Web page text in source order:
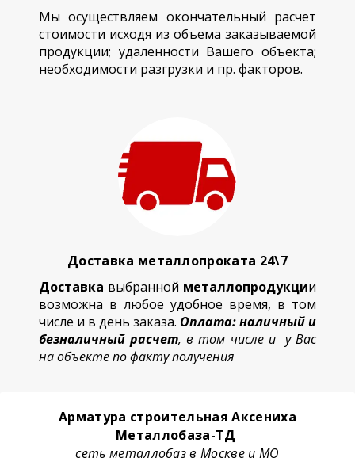
Мы осуществляем окончательный расчет
стоимости исходя из объема заказываемой
продукции; удаленности Вашего объекта;
необходимости разгрузки и пр. факторов.
Доставка металлопроката 24\7
Доставка выбранной металлопродукции
возможна в любое удобное время, в том
числе и в день заказа. Оплата: наличный и
безналичный расчет, в том числе и у Вас
на объекте по факту получения
Арматура строительная Аксениха
Металлобаза-ТД
сеть металлобаз в Москве и МО